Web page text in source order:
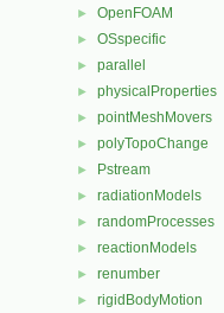
► OpenFOAM
► OSspecific
► parallel
► physicalProperties
► pointMeshMovers
► polyTopoChange
► Pstream
► radiationModels
► randomProcesses
► reactionModels
► renumber
► rigidBodyMotion